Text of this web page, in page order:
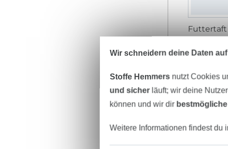
Futtertaft
(6,39 € / 1
Wir schneidern deine Daten
Stoffe Hemmers nutzt Cookies
und sicherläuft; wir deine
können und wir dir
Weitere Informationen findest du